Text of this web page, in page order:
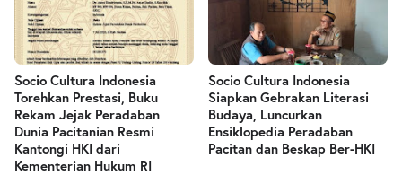
Socio Cultura Indonesia
Torehkan Prestasi, Buku
Rekam Jejak Peradaban
Dunia Pacitanian Resmi
Kantongi HKI dari
Kementerian Hukum RI
Socio Cultura Indonesia
Siapkan Gebrakan Literasi
Budaya, Luncurkan
Ensiklopedia Peradaban
Pacitan dan Beskap Ber-HKI